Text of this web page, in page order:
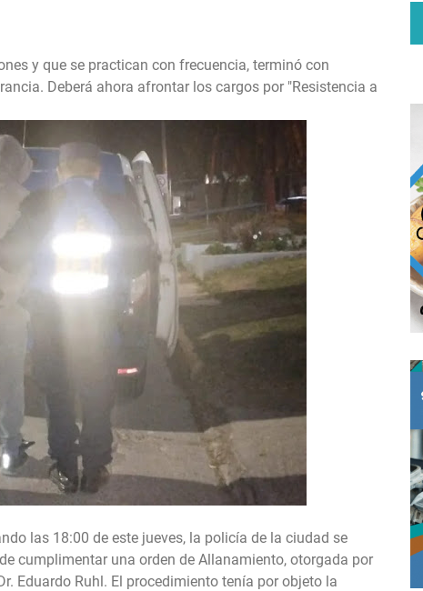
y que se practican con frecuencia, terminó con
Deberá ahora afrontar los cargos por "Resistencia a
las 18:00 de este jueves, la policía de la ciudad se
cumplimentar una orden de Allanamiento, otorgada por
Eduardo Ruhl. El procedimiento tenía por objeto la